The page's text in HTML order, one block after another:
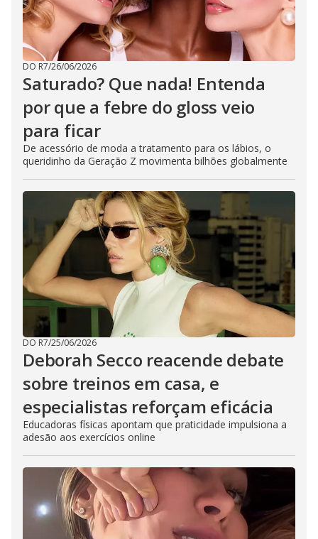
DO R7/26/06/2026
Saturado? Que nada! Entenda
por que a febre do gloss veio
para ficar
De acessório de moda a tratamento para os lábios, o
queridinho da Geração Z movimenta bilhões globalmente
DO R7/25/06/2026
Deborah Secco reacende debate
sobre treinos em casa, e
especialistas reforçam eficácia
Educadoras físicas apontam que praticidade impulsiona a
adesão aos exercícios online